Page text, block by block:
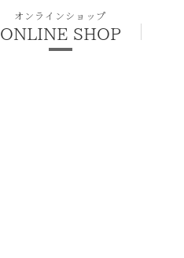
オンラインショップ
ONLINE SHOP